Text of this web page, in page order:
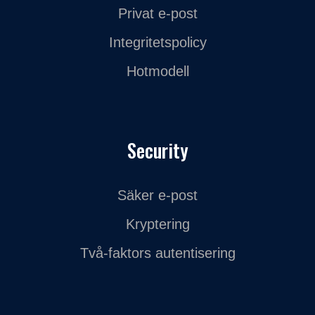
Privat e-post
Integritetspolicy
Hotmodell
Security
Säker e-post
Kryptering
Två-faktors autentisering